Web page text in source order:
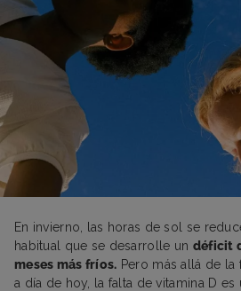
En invierno, las horas de sol se
habitual que se desarrolle un déficit
meses más fríos. Pero más allá de la
a día de hoy, la falta de vitamina D